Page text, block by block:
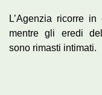
L’Agenzia ricorre
mentre gli eredi
sono rimasti intimati.